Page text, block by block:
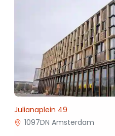
Julianaplein 49
1097DN Amsterdam